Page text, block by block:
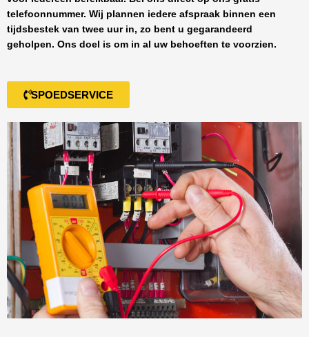
telefoonnummer. Wij plannen iedere afspraak binnen een
tijdsbestek van twee uur in, zo bent u gegarandeerd
geholpen. Ons doel is om in al uw behoeften te voorzien.
SPOEDSERVICE